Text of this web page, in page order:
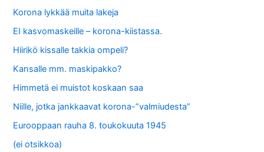
Korona lykkää muita lakeja
EI kasvomaskeille – korona-kiistassa.
Hiirikö kissalle takkia ompeli?
Kansalle mm. maskipakko?
Himmetä ei muistot koskaan saa
Niille, jotka jankkaavat korona-”valmiudesta”
Eurooppaan rauha 8. toukokuuta 1945
(ei otsikkoa)